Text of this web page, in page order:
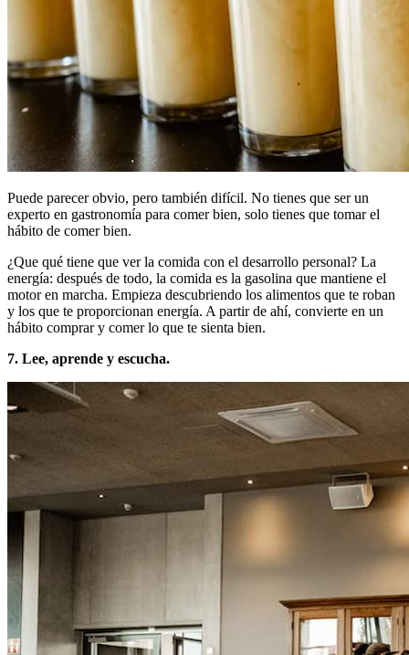
Puede parecer obvio, pero también difícil. No tienes que ser un
experto en gastronomía para comer bien, solo tienes que tomar el
hábito de comer bien.
¿Que qué tiene que ver la comida con el desarrollo personal? La
energía: después de todo, la comida es la gasolina que mantiene el
motor en marcha. Empieza descubriendo los alimentos que te roban
y los que te proporcionan energía. A partir de ahí, convierte en un
hábito comprar y comer lo que te sienta bien.
7. Lee, aprende y escucha.